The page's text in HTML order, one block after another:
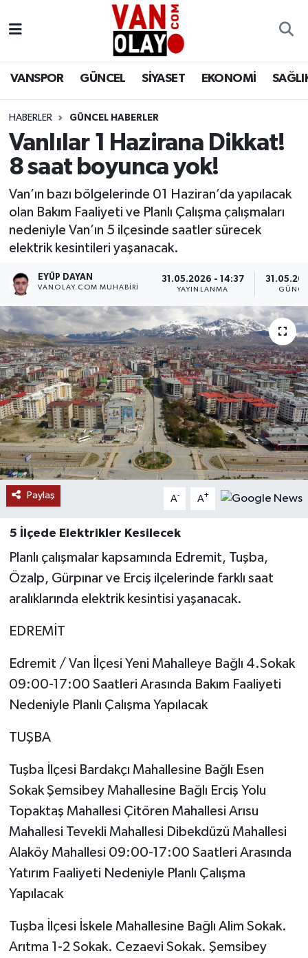
VANSPOR GÜNCEL SİYASET EKONOMİ
HABERLER GÜNCEL HABERLER
Vanlılar 1 Hazirana Dikkat!
8 saat boyunca yok!
Van’ın bazı bölgelerinde 01 Haziran’da yapılacak
olan Bakım Faaliyeti ve Planlı Çalışma çalışmaları
nedeniyle Van’ın 5 ilçesinde saatler sürecek
elektrik kesintileri yaşanacak.
EYÜP DAYAN
VANOLAY.COM MUHABIRI
31.05.2026 - 14:37
YAYINLANMA
Paylaş A- A+
5 İlçede Elektrikler Kesilecek
Planlı çalışmalar kapsamında Edremit, Tuşba,
Özalp, Gürpınar ve Erciş ilçelerinde farklı saat
aralıklarında elektrik kesintisi yaşanacak.
EDREMİT
Edremit / Van İlçesi Yeni Mahalleye Bağlı 4.Sokak
09:00-17:00 Saatleri Arasında Bakım Faaliyeti
Nedeniyle Planlı Çalışma Yapılacak
TUŞBA
Tuşba İlçesi Bardakçı Mahallesine Bağlı Esen
Sokak Şemsibey Mahallesine Bağlı Erciş Yolu
Topaktaş Mahallesi Çitören Mahallesi Arısu
Mahallesi Tevekli Mahallesi Dibekdüzü Mahallesi
Alaköy Mahallesi 09:00-17:00 Saatleri Arasında
Yatırım Faaliyeti Nedeniyle Planlı Çalışma
Yapılacak
Tuşba İlçesi İskele Mahallesine Bağlı Alim Sokak.
Arıtma 1-2 Sokak. Cezaevi Sokak. Şemsibey
Siyaset
Ekonomi
Sağlık
Eğitim
RESMİ İLANLAR
Van Nöbetçi Eczaneler
Van Namaz Vakitleri
Van Trafik Yoğunluk Haritası
Süper Lig Puan Durumu ve Fikstür
Tüm Manşetler